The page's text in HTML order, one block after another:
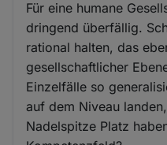
Für eine humane
dringend überfällig.
rational halten, das
gesellschaftlicher
Einzelfälle so
auf dem Niveau
Nadelspitze Platz